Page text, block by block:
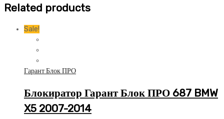
Related products
Sale!
Гарант Блок ПРО
Блокиратор Гарант Блок ПРО 687 BMW
X5 2007-2014